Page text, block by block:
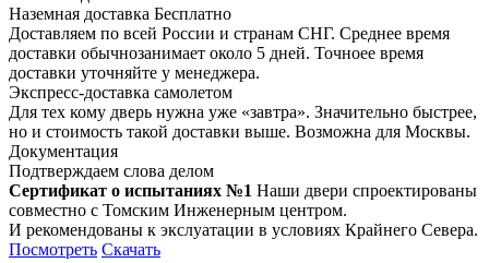
Наземная доставка Бесплатно
Доставляем по всей России и странам СНГ. Среднее время
доставки обычнозанимает около 5 дней. Точноее время
доставки уточняйте у менеджера.
Экспресс-доставка самолетом
Для тех кому дверь нужна уже «завтра». Значительно быстрее,
но и стоимость такой доставки выше. Возможна для Москвы.
Документация
Подтверждаем слова делом
Сертификат о испытаниях №1 Наши двери спроектированы
совместно с Томским Инженерным центром.
И рекомендованы к экслуатации в условиях Крайнего Севера.
Посмотреть Скачать